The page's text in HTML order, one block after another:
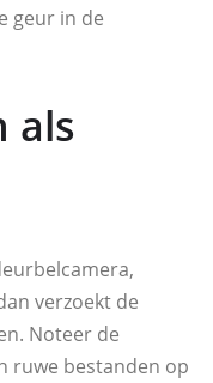
geur in de
als
verzoekt de
Noteer de
ruwe bestanden op